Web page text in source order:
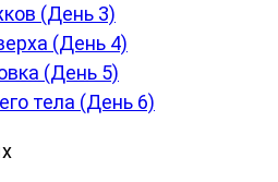
(День 3)
(День 4)
(День 5)
тела (День 6)